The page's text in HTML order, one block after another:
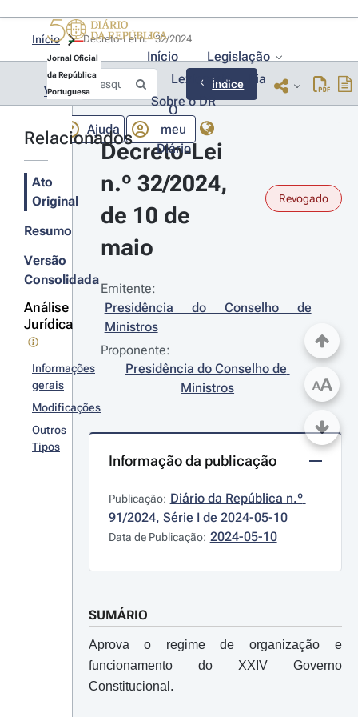
Jornal Oficial
da República
Portuguesa
Início
Legislação
Lexionário
Lia
Sobre o DR
Ajuda
O
meu
Diário
Início
Voltar Índice
Relacionados
Ato
Original
Resumo
Versão
Consolidada
Análise
Jurídica
Informações
gerais
Modificações
Outros
Tipos
Decreto-Lei
n.º 32/2024,
de 10 de
maio
Revogado
Emitente:
Presidência do Conselho de
Ministros
Proponente:
Presidência do Conselho de
Ministros
Informação da publicação
Publicação: Diário da República n.º
91/2024, Série I de 2024-05-10
Data de Publicação: 2024-05-10
SUMÁRIO
Aprova o regime de organização e
funcionamento do XXIV Governo
Constitucional.
AA